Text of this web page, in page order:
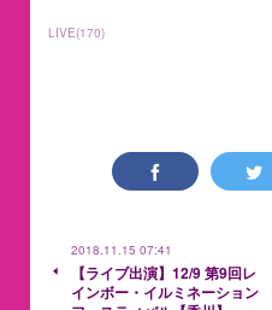
LIVE(170)
2018.11.15 07:41
【ライブ出演】12/9 第9回レ
インボー・イルミネーション